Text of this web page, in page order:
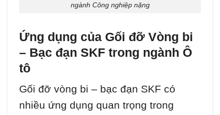
ngành Công nghiệp nặng
Ứng dụng của Gối đỡ Vòng bi
– Bạc đạn SKF trong ngành Ô
tô
Gối đỡ vòng bi – bạc đạn SKF có
nhiều ứng dụng quan trọng trong